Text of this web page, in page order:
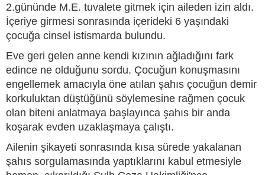
2.gününde M.E. tuvalete gitmek için aileden izin aldı.
İçeriye girmesi sonrasında içerideki 6 yaşındaki
çocuğa cinsel istismarda bulundu.
Eve geri gelen anne kendi kızının ağladığını fark
edince ne olduğunu sordu. Çocuğun konuşmasını
engellemek amacıyla öne atılan şahıs çocuğun demir
korkuluktan düştüğünü söylemesine rağmen çocuk
olan biteni anlatmaya başlayınca şahıs bir anda
koşarak evden uzaklaşmaya çalıştı.
Ailenin şikayeti sonrasında kısa sürede yakalanan
şahıs sorgulamasında yaptıklarını kabul etmesiyle